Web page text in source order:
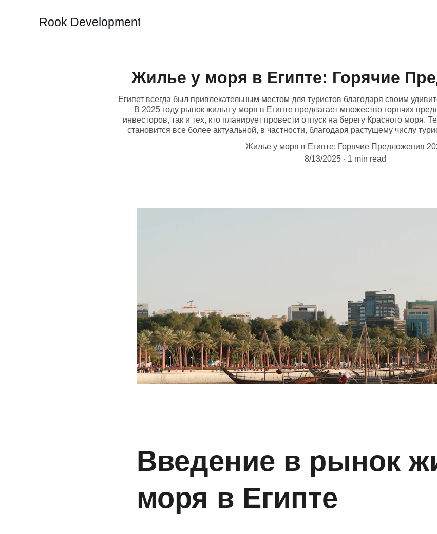
Rook Development
Жилье у моря в Египте: Горячие
Египет всегда был привлекательным местом для туристов благодаря своим
В 2025 году рынок жилья у моря в Египте предлагает множество горячих
инвесторов, так и тех, кто планирует провести отпуск на берегу Красного моря.
становится все более актуальной, в частности, благодаря растущему числу
Жилье у моря в Египте: Горячие Предложения
8/13/2025
1 min read
Введение в рынок
моря в Египте